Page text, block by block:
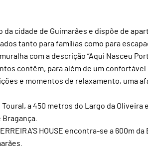
da cidade de Guimarães e dispõe de
tanto para famílias como para
com a descrição “Aqui Nasceu
contêm, para além de um
e momentos de relaxamento, uma
a 450 metros do Largo da Oliveira
HOUSE encontra-se a 600m